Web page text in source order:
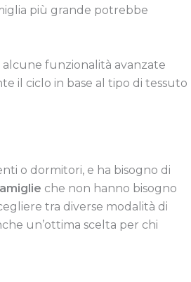
più grande potrebbe
alcune funzionalità avanzate
il ciclo in base al tipo di tessuto
o dormitori, e ha bisogno di
che non hanno bisogno
tra diverse modalità di
un’ottima scelta per chi